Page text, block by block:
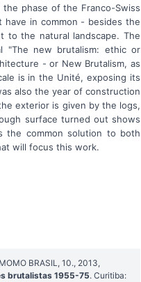
phase of the Franco-Swiss
in common - besides the
to the natural landscape. The
"The new brutalism: ethic or
- or New Brutalism, as
is in the Unité, exposing its
also the year of construction
exterior is given by the logs,
surface turned out shows
the common solution to both
will focus this work.
BRASIL, 10., 2013,
brutalistas 1955-75. Curitiba: